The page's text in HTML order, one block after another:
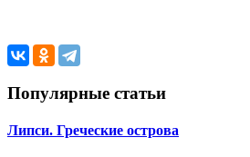
Популярные статьи
Липси. Греческие острова